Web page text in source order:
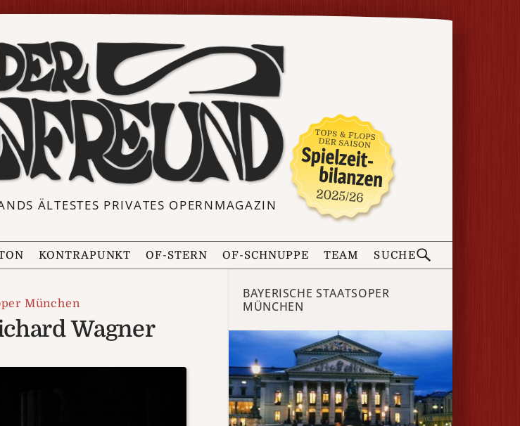
ÄLTESTES PRIVATES OPERNMAGAZIN
KONTRAPUNKT OF-STERN OF-SCHNUPPE TEAM SUCHE
München
Wagner
BAYERISCHE STAATSOPER
MÜNCHEN